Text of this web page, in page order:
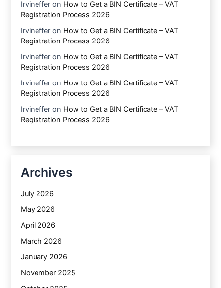
Irvineffer on How to Get a BIN Certificate – VAT
Registration Process 2026
Irvineffer on How to Get a BIN Certificate – VAT
Registration Process 2026
Irvineffer on How to Get a BIN Certificate – VAT
Registration Process 2026
Irvineffer on How to Get a BIN Certificate – VAT
Registration Process 2026
Irvineffer on How to Get a BIN Certificate – VAT
Registration Process 2026
Archives
July 2026
May 2026
April 2026
March 2026
January 2026
November 2025